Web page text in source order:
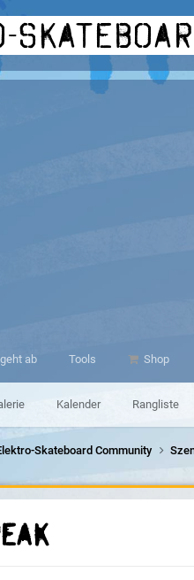
Kalender Rangliste
ab Tools Shop
Skateboard Community